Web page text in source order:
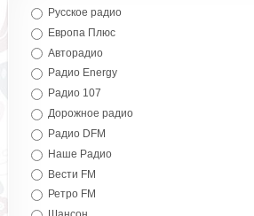
Русское радио
Европа Плюс
Авторадио
Радио Energy
Радио 107
Дорожное радио
Радио DFM
Наше Радио
Вести FM
Ретро FM